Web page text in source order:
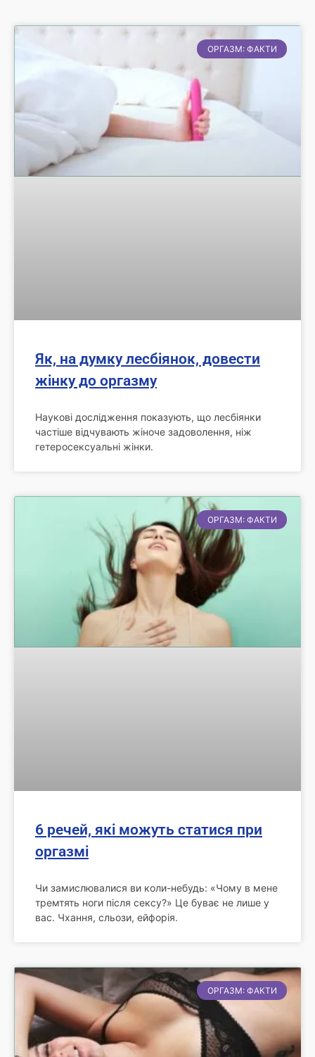
ОРГАЗМ: ФАКТИ
Як, на думку лесбіянок, довести
жінку до оргазму
Наукові дослідження показують, що лесбіянки
частіше відчувають жіноче задоволення, ніж
гетеросексуальні жінки.
ОРГАЗМ: ФАКТИ
6 речей, які можуть статися при
оргазмі
Чи замислювалися ви коли-небудь: «Чому в мене
тремтять ноги після сексу?» Це буває не лише у
вас. Чхання, сльози, ейфорія.
ОРГАЗМ: ФАКТИ